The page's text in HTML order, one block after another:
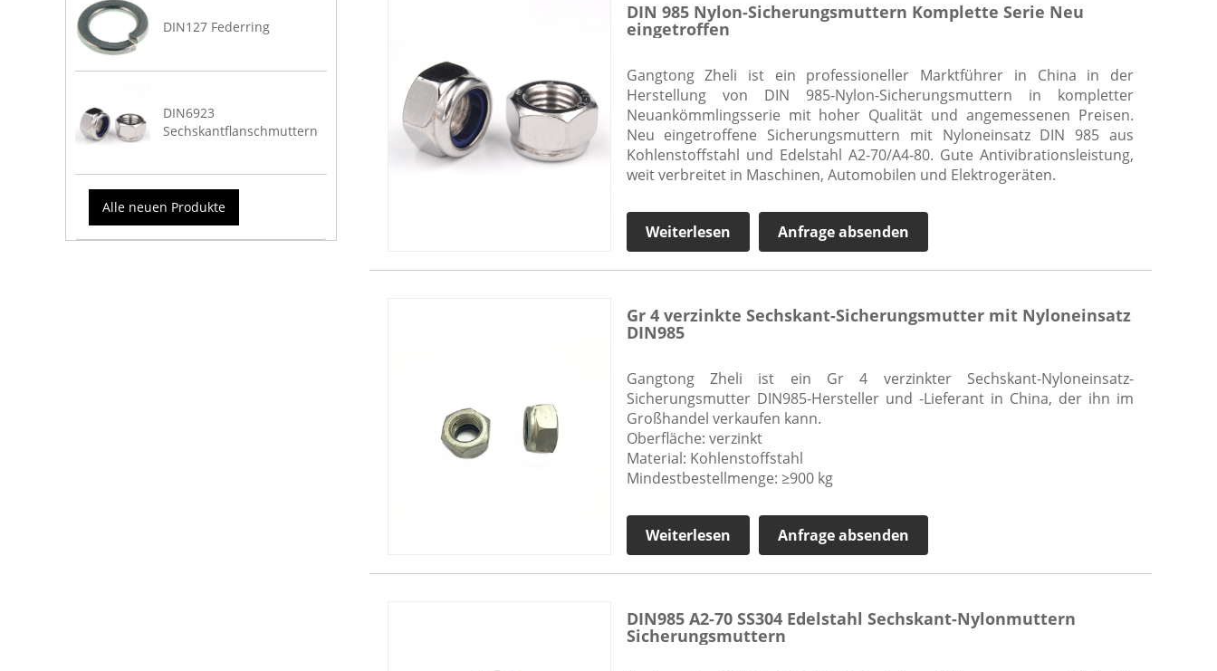
DIN127 Federring
DIN6923
Sechskantflanschmuttern
Alle neuen Produkte
DIN 985 Nylon-Sicherungsmuttern Komplette Serie Neu
eingetroffen
Gangtong Zheli ist ein professioneller Marktführer in China in der
Herstellung von DIN 985-Nylon-Sicherungsmuttern in kompletter
Neuankömmlingsserie mit hoher Qualität und angemessenen Preisen.
Neu eingetroffene Sicherungsmuttern mit Nyloneinsatz DIN 985 aus
Kohlenstoffstahl und Edelstahl A2-70/A4-80. Gute Antivibrationsleistung,
weit verbreitet in Maschinen, Automobilen und Elektrogeräten.
Weiterlesen Anfrage absenden
Gr 4 verzinkte Sechskant-Sicherungsmutter mit Nyloneinsatz
DIN985
Gangtong Zheli ist ein Gr 4 verzinkter Sechskant-Nyloneinsatz-
Sicherungsmutter DIN985-Hersteller und -Lieferant in China, der ihn im
Großhandel verkaufen kann.
Oberfläche: verzinkt
Material: Kohlenstoffstahl
Mindestbestellmenge: ≥900 kg
Weiterlesen Anfrage absenden
DIN985 A2-70 SS304 Edelstahl Sechskant-Nylonmuttern
Sicherungsmuttern